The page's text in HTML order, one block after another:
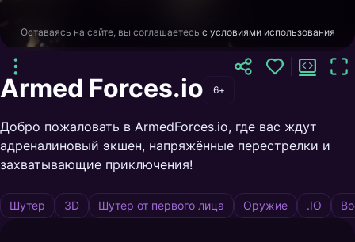
Оставаясь на сайте, вы соглашаетесь с условиями использования
Armed Forces.io 6+
Добро пожаловать в ArmedForces.io, где вас ждут
адреналиновый экшен, напряжённые перестрелки и
захватывающие приключения!
Шутер 3D Шутер от первого лица Оружие .IO